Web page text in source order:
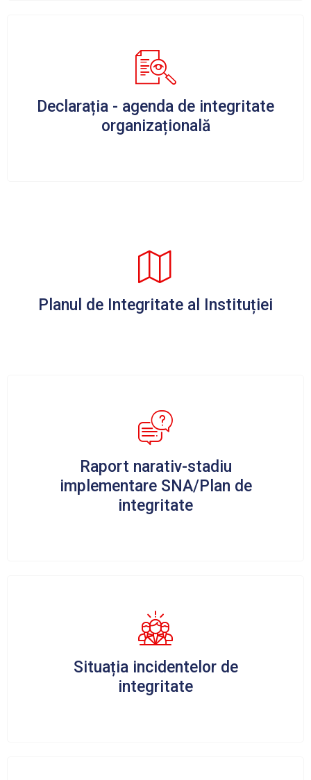
Declarația - agenda de integritate
organizațională
Planul de Integritate al Instituției
Raport narativ-stadiu
implementare SNA/Plan de
integritate
Situația incidentelor de
integritate